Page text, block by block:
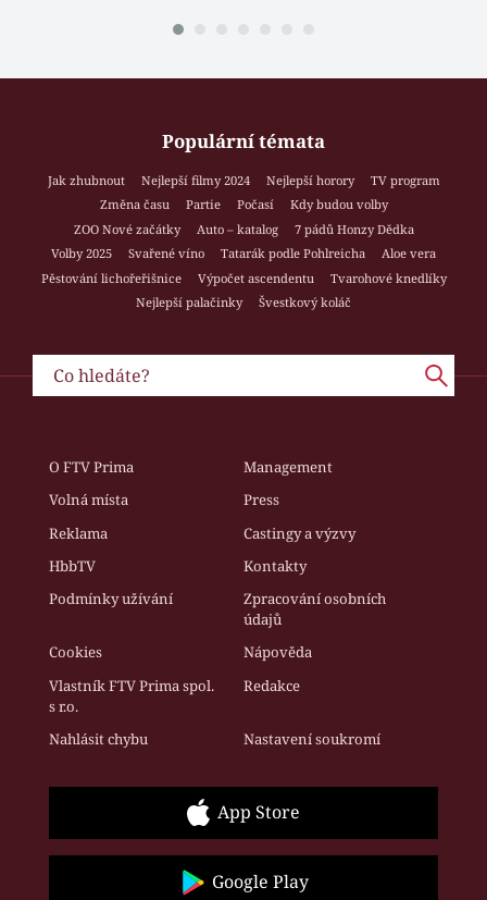
Populární témata
Jak zhubnout Nejlepší filmy 2024 Nejlepší horory
TV program
Změna času
Partie Počasí
Kdy budou volby
ZOO Nové začátky
Auto – katalog
7 pádů Honzy Dědka
Volby 2025
Svařené víno Tatarák podle Pohlreicha
Aloe vera
Pěstování lichořeřišnice
Výpočet ascendentu
Tvarohové knedlíky
Nejlepší palačinky
Švestkový koláč
O FTV Prima
Management
Volná místa
Press
Reklama
Castingy a výzvy
HbbTV
Kontakty
Podmínky užívání
Zpracování osobních
údajů
Cookies
Nápověda
Vlastník FTV Prima spol.
s r.o.
Redakce
Nahlásit chybu Nastavení soukromí
App Store
Google Play